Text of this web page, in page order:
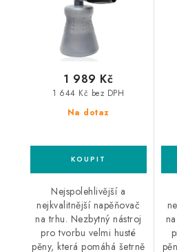
Na dotaz
1 644 Kč bez DPH
1 989 Kč
Nejspolehlivější a
nejkvalitnější napěňovač
na trhu. Nezbytný nástroj
pro tvorbu velmi husté
pěny, která pomáhá šetrně